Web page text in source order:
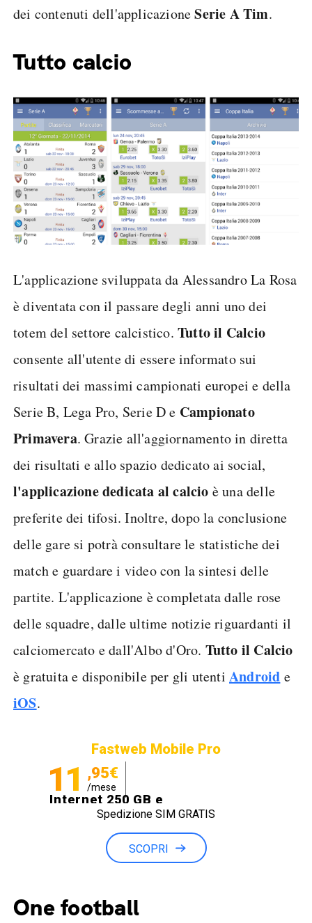
dei contenuti dell'applicazioneSerie A Tim.
Tutto calcio
L'applicazione sviluppata da Alessandro La Rosa
è diventata con il passare degli anni uno dei
totem del settore calcistico. Tutto il Calcio
consente all'utente di essere informato sui
risultati dei massimi campionati europei e della
Serie B, Lega Pro, Serie D e Campionato
Primavera. Grazie all'aggiornamento in diretta
dei risultati e allo spazio dedicato ai social,
l'applicazione dedicata al calcio è una delle
preferite dei tifosi. Inoltre, dopo la conclusione
delle gare si potrà consultare le statistiche dei
match e guardare i video con la sintesi delle
partite. L'applicazione è completata dalle rose
delle squadre, dalle ultime notizie riguardanti il
calciomercato e dall'Albo d'Oro. Tutto il Calcio
è gratuita e disponibile per gli utentiAndroid e
iOS.
Fastweb Mobile Pro
11 ,95€
/mese
Internet 250 GB e
Minuti illimitati
Spedizione SIM GRATIS
SCOPRI
One football